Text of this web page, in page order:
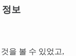
정보
을 볼 수 있었고,